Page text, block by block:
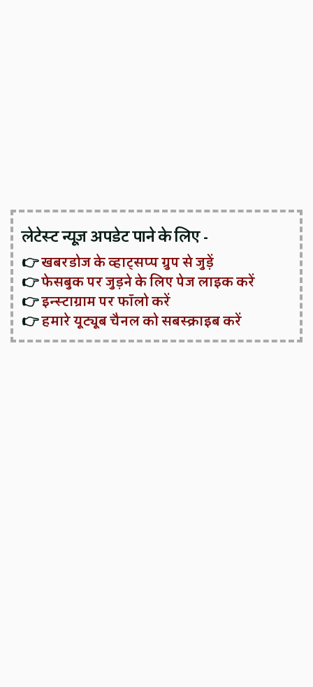
लेटेस्ट न्यूज़ अपडेट पाने के लिए -
👉खबरडोज के व्हाट्सप्प ग्रुप से जुड़ें
👉फेसबुक पर जुड़ने के लिए पेज लाइक करें
👉इन्स्टाग्राम पर फॉलो करें
👉हमारे यूट्यूब चैनल को सबस्क्राइब करें